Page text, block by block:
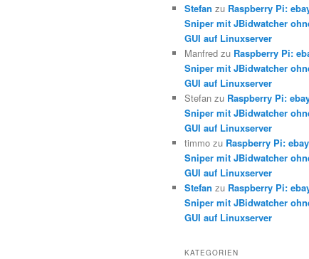
Stefan zu Raspberry Pi:
Sniper mit JBidwatcher
GUI auf Linuxserver
Manfred zu Raspberry Pi:
Sniper mit JBidwatcher
GUI auf Linuxserver
Stefan zu Raspberry Pi:
Sniper mit JBidwatcher
GUI auf Linuxserver
timmo zu Raspberry Pi: ebay
Sniper mit JBidwatcher
GUI auf Linuxserver
Stefan zu Raspberry Pi:
Sniper mit JBidwatcher
GUI auf Linuxserver
KATEGORIEN